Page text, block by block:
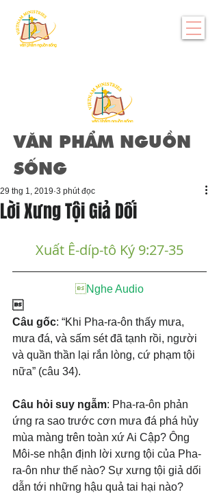
VĂN PHẨM NGUỒN
SỐNG
Lời Xưng Tội Giả Dối
29 thg 1, 2019 3 phút đọc
Xuất Ê-díp-tô Ký 9:27-35
Nghe Audio

Câu gốc: “Khi Pha-ra-ôn thấy mưa,
mưa đá, và sấm sét đã tạnh rồi, người
và quần thần lại rắn lòng, cứ phạm tội
nữa” (câu 34).
Câu hỏi suy ngẫm: Pha-ra-ôn phản
ứng ra sao trước cơn mưa đá phá hủy
mùa màng trên toàn xứ Ai Cập? Ông
Môi-se nhận định lời xưng tội của Pha-
ra-ôn như thế nào? Sự xưng tội giả dối
dẫn tới những hậu quả tai hại nào?